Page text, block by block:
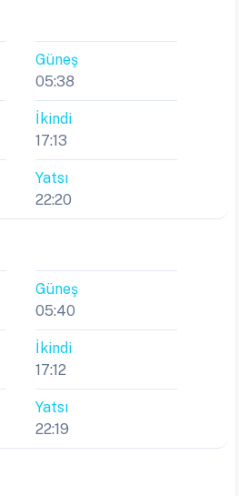
Güneş
05:38
İkindi
17:13
Yatsı
22:20
Güneş
05:40
İkindi
17:12
Yatsı
22:19